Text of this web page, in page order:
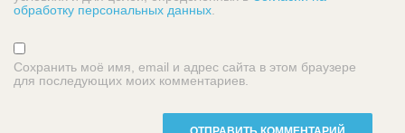
обработку персональных данных.
Сохранить моё имя, email и адрес сайта в этом браузере
для последующих моих комментариев.